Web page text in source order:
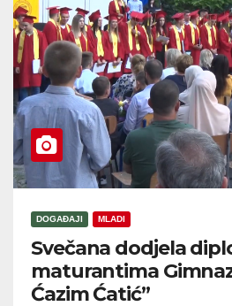
DOGAĐAJI MLADI
Svečana dodjela
maturantima
Ćazim Ćatić”